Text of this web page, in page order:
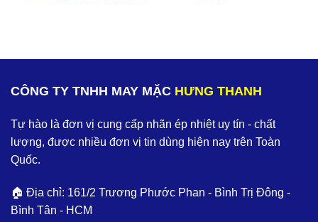
CÔNG TY TNHH MAY MẶC HƯNG THANH
Tự hào là đơn vị cung cấp nhãn ép nhiệt uy tín - chất
lượng, được nhiều đơn vị tin dùng hiện nay trên Toàn
Quốc.
🏠 Địa chỉ: 161/2 Trương Phước Phan - Bình Trị Đông -
Bình Tân - HCM